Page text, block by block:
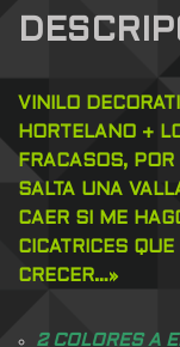
VINILO
HORTELANO +
FRACASOS,
SALTA UNA
CAER SI ME
CICATRICES
CRECER…»
2 COLORES A